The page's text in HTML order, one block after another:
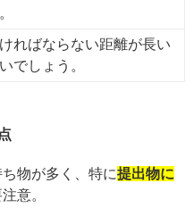
ればならない距離が長い
でしょう。
物が多く、特に提出物に
意。